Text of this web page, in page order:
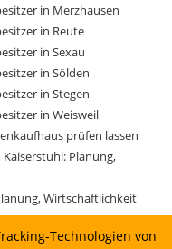
in Merzhausen
in Reute
in Sexau
in Sölden
in Stegen
in Weisweil
prüfen lassen
Planung,
Wirtschaftlichkeit
Wirtschaftlichkeit
Technologien von